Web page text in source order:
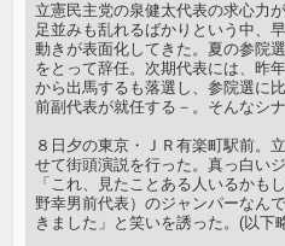
立憲民主党の泉健太代表の求心力
足並みも乱れるばかりという中、
動きが表面化してきた。夏の参院
をとって辞任。次期代表には、昨
から出馬するも落選し、参院選に
前副代表が就任する－。そんなシ
８日夕の東京・ＪＲ有楽町駅前。
せて街頭演説を行った。真っ白い
「これ、見たことある人いるかも
野幸男前代表）のジャンパーなん
きました」と笑いを誘った。(以下